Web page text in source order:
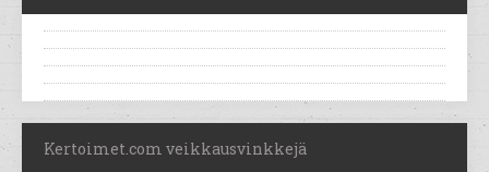
Kertoimet.com veikkausvinkkejä